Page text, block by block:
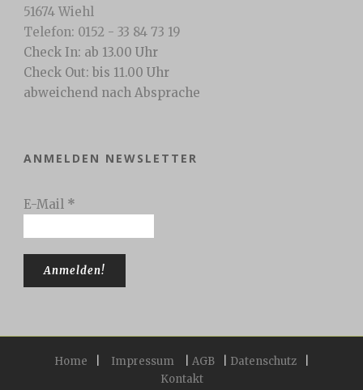
51674 Wiehl
Telefon: 0152 - 33 84 73 19
Check In: ab 13.00 Uhr
Check Out: bis 11.00 Uhr
abweichend nach Absprache
ANMELDEN NEWSLETTER
E-Mail *
Home Impressum AGB Datenschutz
Kontakt